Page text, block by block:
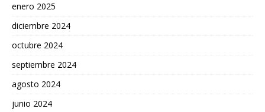
enero 2025
diciembre 2024
octubre 2024
septiembre 2024
agosto 2024
junio 2024